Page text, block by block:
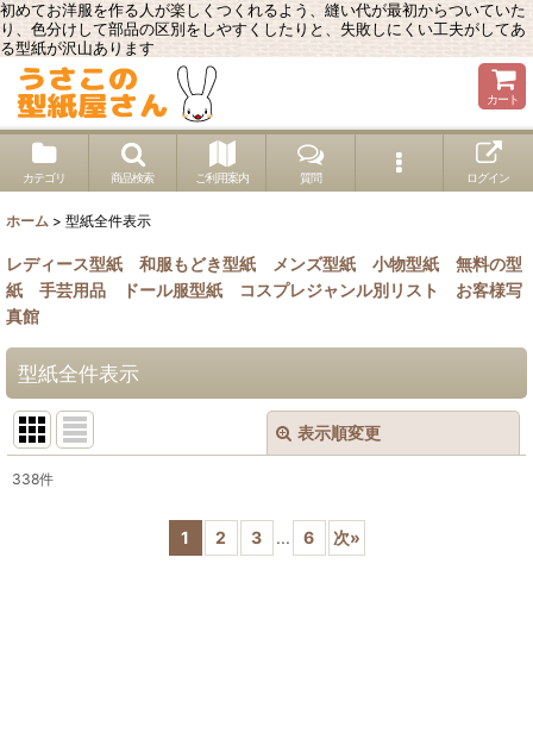
初めてお洋服を作る人が楽しくつくれるよう、縫い代が最初からついていた
り、色分けして部品の区別をしやすくしたりと、失敗しにくい工夫がしてあ
る型紙が沢山あります
カート
カテゴリ 商品検索 ご利用案内 質問 ログイン
ホーム > 型紙全件表示
レディース型紙 和服もどき型紙 メンズ型紙 小物型紙
無料の型
紙
手芸用品 ドール服型紙 コスプレジャンル別リスト
お客様写
真館
型紙全件表示
表示順変更
338件
1 2 3 ... 6 次»